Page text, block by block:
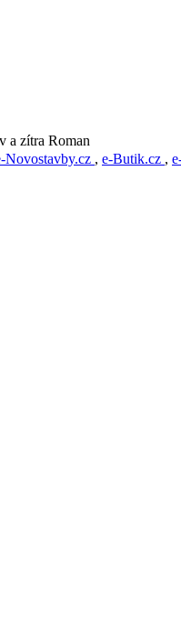
a zítra Roman
Novostavby.cz , e-Butik.cz ,